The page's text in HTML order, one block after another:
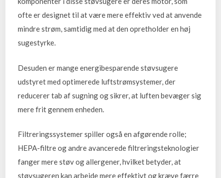
ofte er designet til at være mere effektiv ved at anvende
mindre strøm, samtidig med at den opretholder en høj
sugestyrke.
Desuden er mange energibesparende støvsugere
udstyret med optimerede luftstrømsystemer, der
reducerer tab af sugning og sikrer, at luften bevæger sig
mere frit gennem enheden.
Filtreringssystemer spiller også en afgørende rolle;
HEPA-filtre og andre avancerede filtreringsteknologier
fanger mere støv og allergener, hvilket betyder, at
støvsugeren kan arbejde mere effektivt og kræve færre